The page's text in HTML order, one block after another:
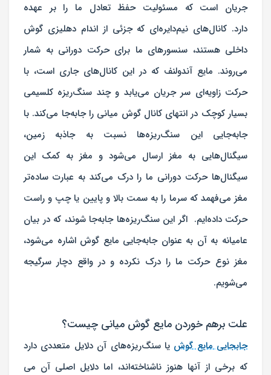
جریان است که مسئولیت حفظ تعادل ما را بر عهده
دارد. کانال‌های نیم‌دایره‌ای که جزئی از اندام دهلیزی گوش
داخلی هستند، سنسور‌های ما برای حرکت دورانی به شمار
می‌روند. مایع آندولنف که در این کانال‌های جاری است، با
حرکت زاویه‌ای سر جریان می‌یابد و چند سنگ‌ریزه کلسیمی
بسیار کوچک در انتهای کانال گوش میانی را جابه‌جا می‌کند. با
جابه‌جایی این سنگ‌ریزه‌ها نسبت به جاذبه زمین،
سیگنال‌هایی به مغز ارسال می‌شود و مغز به کمک این
سیگنال‌ها حرکت دورانی ما را درک می‌کند به عبارت ساده‌تر
مغز می‌فهمد که سرما را به سمت بالا و پایین یا چپ و راست
حرکت داده‌ایم. اگر این سنگ‌ریزه‌ها جابه‌جا شوند، که در بیان
عامیانه به آن به عنوانجابه‌جایی مایع گوش اشاره می‌شود،
مغز نوع حرکت ما را درک نکرده و در واقع دچار سرگیجه
می‌شویم.
علت برهم خوردن مایع گوش میانی چیست؟
جابجایی مایع گوش یا سنگ‌ریزه‌های آن دلایل متعددی دارد
که برخی از آنها هنوز ناشناخته‌اند، اما دلایل اصلی آن می